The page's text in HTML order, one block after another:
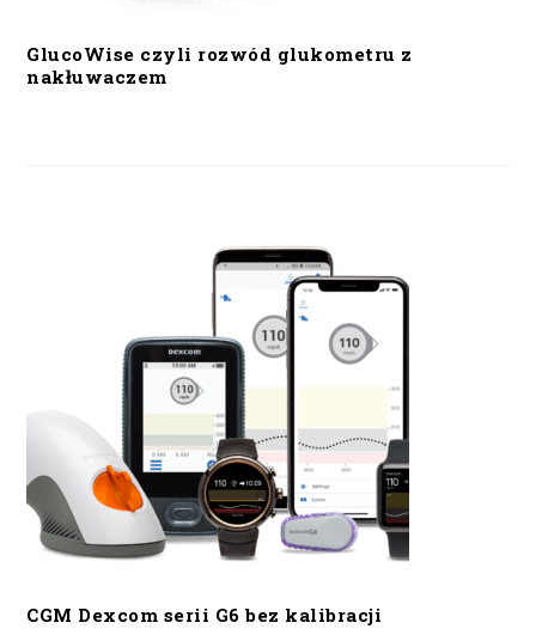
GlucoWise czyli rozwód glukometru z
nakłuwaczem
CGM Dexcom serii G6 bez kalibracji